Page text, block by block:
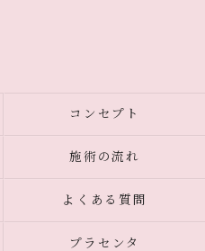
コンセプト
施術の流れ
よくある質問
プラセンタ